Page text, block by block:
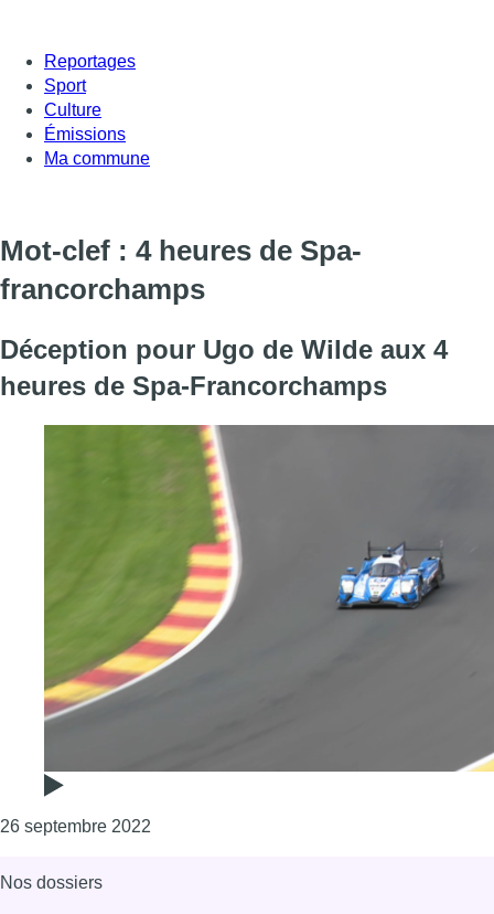
Reportages
Sport
Culture
Émissions
Ma commune
Mot-clef : 4 heures de Spa-
francorchamps
Déception pour Ugo de Wilde aux 4
heures de Spa-Francorchamps
26 septembre 2022
Nos dossiers